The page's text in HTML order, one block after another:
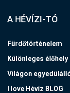
A HÉVÍZI-TÓ
Fürdőtörténelem
Különleges élőhely
Világon
I love Hévíz BLOG